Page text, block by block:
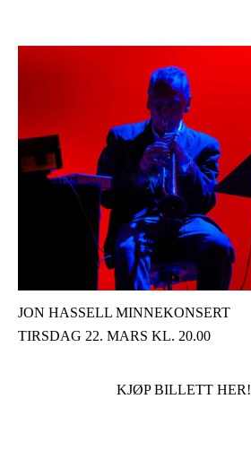
JON HASSELL MINNEKONSERT
TIRSDAG 22. MARS KL. 20.00
KJØP BILLETT HER!